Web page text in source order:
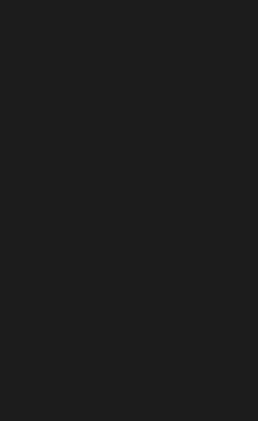
මුහුදු තීරේ ගල් මල් පිපුන යායේ